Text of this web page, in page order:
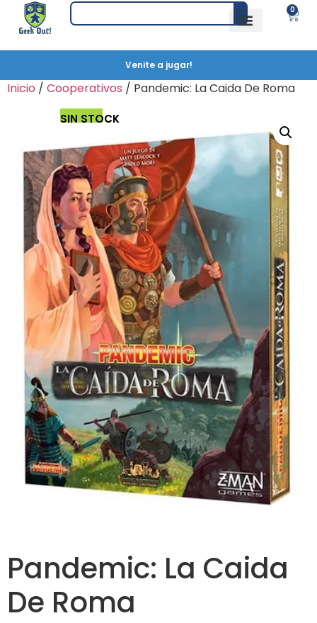
0
Venite a jugar!
Inicio / Cooperativos / Pandemic: La Caida De Roma
SIN STOCK
Pandemic: La Caida
De Roma